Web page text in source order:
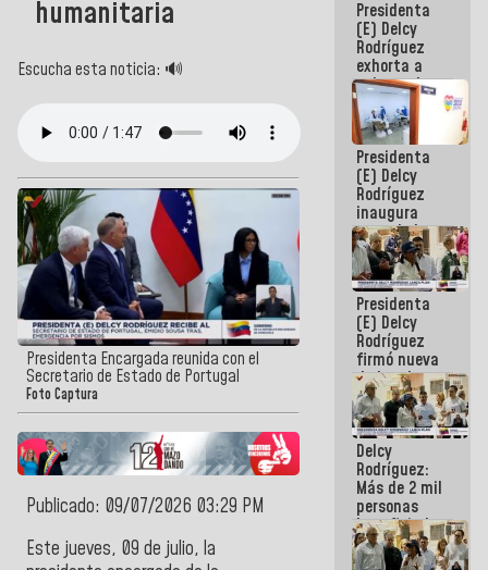
humanitaria
Escucha esta noticia: 🔊
Presidenta Encargada reunida con el
Secretario de Estado de Portugal
Foto Captura
Publicado: 09/07/2026 03:29 PM
Este jueves, 09 de julio, la
Presidenta
(E) Delcy
Rodríguez
exhorta a
gobernadores
y alcaldes a
edificar
casas para
abuelos
Presidenta
(E) Delcy
Rodríguez
inaugura
casa de los
Abuelos
Primavera
en Caracas
Presidenta
(E) Delcy
Rodríguez
firmó nueva
de Ley de
Arrendamiento
aprobada
por la AN
Delcy
Rodríguez:
Más de 2 mil
personas
beneficiadas
con planes
para